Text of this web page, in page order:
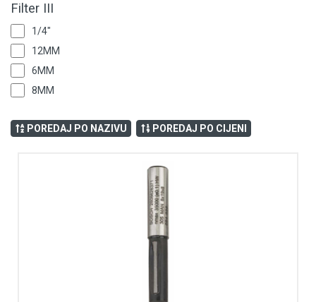
Filter III
1/4"
12MM
6MM
8MM
POREDAJ PO NAZIVU POREDAJ PO CIJENI